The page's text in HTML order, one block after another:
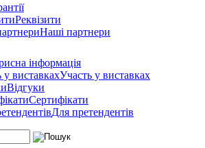
Реквізити
Наші партнери
інформація
Участь у виставках
Відгуки
Сертифікати
Для претендентів